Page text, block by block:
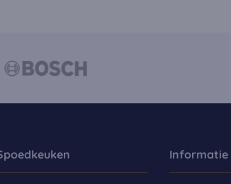
Informatie